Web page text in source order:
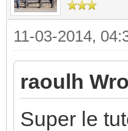
11-03-2014,
raoulh
Super le